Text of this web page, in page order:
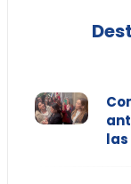
las